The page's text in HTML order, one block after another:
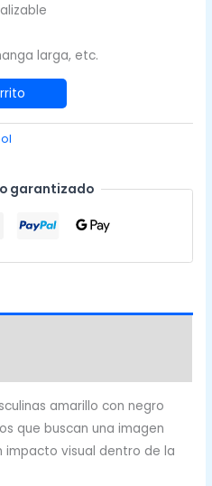
larga, etc.
garantizado
amarillo con negro
que buscan una imagen
impacto visual dentro de la